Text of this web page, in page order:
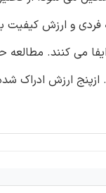
و ارزش کیفیت
می کنند.
ارزش ادراک